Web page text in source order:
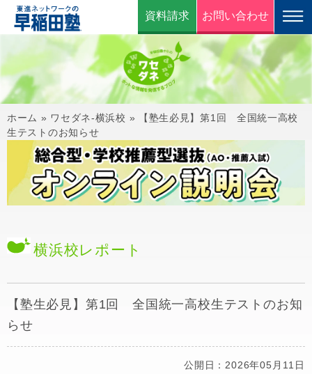
資料請求 お問い合わせ
ホーム » ワセダネ-横浜校 »
【塾生必見】第1回 全国統一高校
生テストのお知らせ
横浜校レポート
【塾生必見】第1回 全国統一高校生テストのお知
らせ
公開日：2026年05月11日